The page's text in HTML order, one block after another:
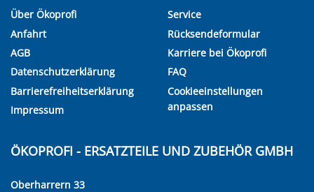
Über Ökoprofi
Anfahrt
AGB
Datenschutzerklärung
Barrierefreiheitserklärung
Impressum
Service
Rücksendeformular
Karriere bei Ökoprofi
FAQ
Cookieeinstellungen
anpassen
ÖKOPROFI - ERSATZTEILE UND ZUBEHÖR GMBH
Oberharrern 33